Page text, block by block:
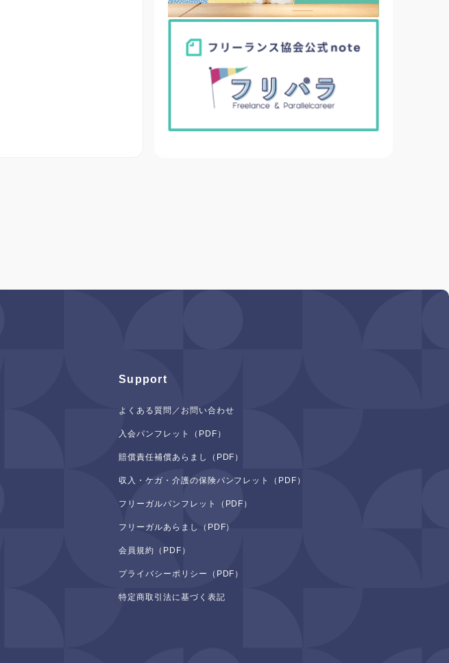
Support
よくある質問／お問い合わせ
入会パンフレット（PDF）
賠償責任補償あらまし（PDF）
収入・ケガ・介護の保険パンフレット（PDF）
フリーガルパンフレット（PDF）
フリーガルあらまし（PDF）
会員規約（PDF）
プライバシーポリシー（PDF）
特定商取引法に基づく表記